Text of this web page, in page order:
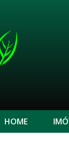
HOME